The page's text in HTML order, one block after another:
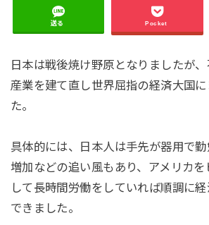
送る Pocket
日本は戦後焼け野原となりましたが
産業を建て直し世界屈指の経済大国
た。
具体的には、日本人は手先が器用で
増加などの追い風もあり、アメリカを
して長時間労働をしていれば順調に
できました。